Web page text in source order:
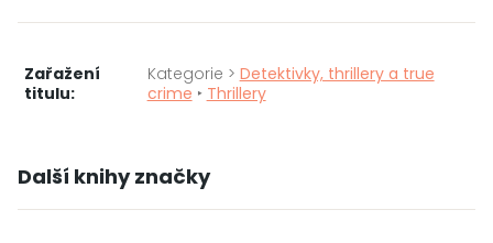
Zařažení
titulu:
Kategorie > Detektivky, thrillery a true
crime ‣ Thrillery
Další knihy značky